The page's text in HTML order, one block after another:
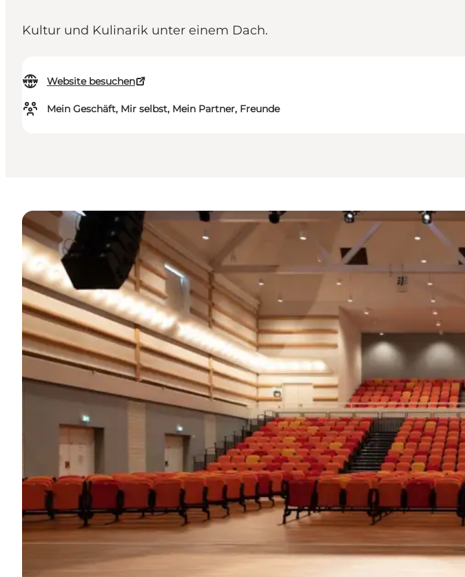
Kultur und Kulinarik unter einem Dach.
Website besuchen
Mein Geschäft, Mir selbst, Mein Partner, Freunde